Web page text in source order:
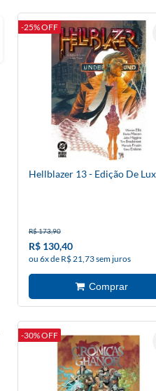
-25% OFF
Hellblazer 13 - Edição De
R$ 173,90
R$ 130,40
ou 6x de R$ 21,73 sem juros
-30% OFF